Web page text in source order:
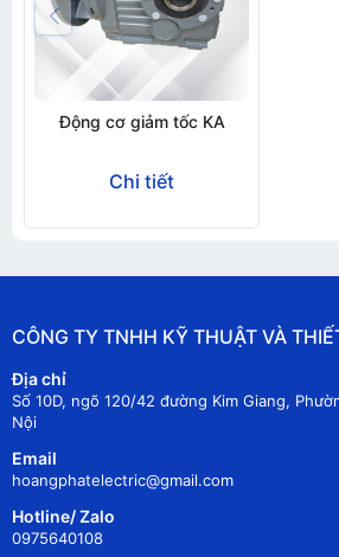
Động cơ giảm tốc KA
Chi tiết
CÔNG TY TNHH KỸ THUẬT VÀ
Địa chỉ
Số 10D, ngõ 120/42 đường Kim Giang,
Nội
Email
hoangphatelectric@gmail.com
Hotline/ Zalo
0975640108